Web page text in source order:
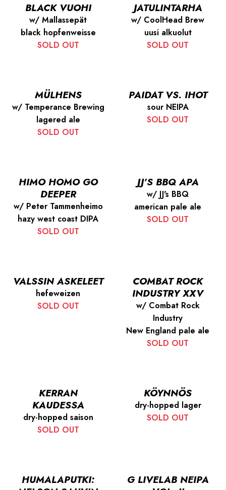
BLACK VUOHI
w/ Mallassepät
black hopfenweisse
SOLD OUT
JATULINTARHA
w/ CoolHead Brew
uusi alkuolut
SOLD OUT
MÜLHENS
w/ Temperance Brewing
lagered ale
SOLD OUT
PAIDAT VS. IHOT
sour NEIPA
SOLD OUT
HIMO HOMO GO
DEEPER
w/ Peter Tammenheimo
hazy west coast DIPA
SOLD OUT
JJ’S BBQ APA
w/ JJ's BBQ
american pale ale
SOLD OUT
VALSSIN ASKELEET
hefeweizen
SOLD OUT
COMBAT ROCK
INDUSTRY XXV
w/ Combat Rock
Industry
New England pale ale
SOLD OUT
KERRAN
KAUDESSA
dry-hopped saison
SOLD OUT
KÖYNNÖS
dry-hopped lager
SOLD OUT
HUMALAPUTKI:
G LIVELAB NEIPA